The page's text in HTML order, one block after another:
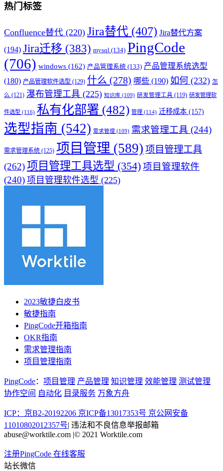
热门标签
Confluence替代 (220) Jira替代 (407) Jira替代方案
(194) Jira迁移 (383) mysql (134) PingCode
(706) windows (162) 产品管理系统 (133) 产品管理系统选型
(180) 产品管理软件选型 (129) 什么 (278) 哪些 (190) 如何 (232) 怎
么 (121) 瀑布管理工具 (225) 知识库 (109) 研发管理工具 (119) 研发管理软
件选型 (116) 私有化部署 (482) 管理 (114) 迁移成本 (157)
选型指南 (542) 需求管理 (109) 需求管理工具 (244)
需求管理系统 (125) 项目管理 (589) 项目管理工具
(262)项目管理工具选型 (354) 项目管理软件
(240) 项目管理软件选型 (225)
2023敏捷白皮书
敏捷指南
PingCode开箱指南
OKR指南
需求管理指南
项目管理指南
PingCode： 项目管理 产品管理 知识管理 效能管理 测试管理
协作空间 自动化 目录服务 万象方舟
ICP：京B2-20192206 京ICP备13017353号 京公网安备
11010802012357号| 违法和不良信息举报邮箱
abuse@worktile.com |© 2021 Worktile.com
注册PingCode 在线客服
站长微信